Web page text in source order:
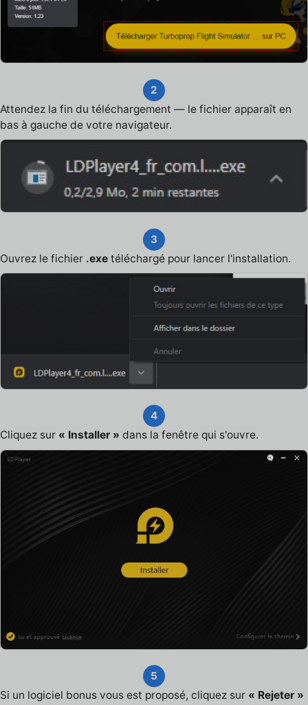
2
Attendez la fin du téléchargement — le fichier apparaît en
bas à gauche de votre navigateur.
3
Ouvrez le fichier .exe téléchargé pour lancer l'installation.
4
Cliquez sur « Installer » dans la fenêtre qui s'ouvre.
5
Si un logiciel bonus vous est proposé, cliquez sur « Rejeter »